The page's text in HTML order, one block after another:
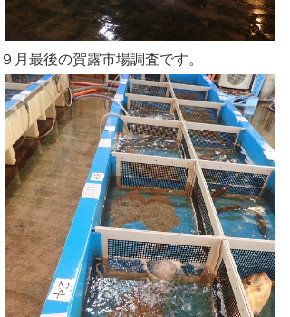
９月最後の賀露市場調査です。